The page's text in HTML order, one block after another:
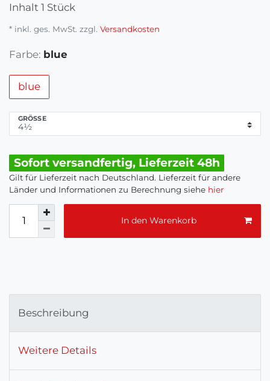
Inhalt 1 Stück
* inkl. ges. MwSt. zzgl. Versandkosten
Farbe: blue
blue
GRÖSSE
Sofort versandfertig, Lieferzeit 48h
Gilt für Lieferzeit nach Deutschland. Lieferzeit für andere
Länder und Informationen zu Berechnung siehe hier
In den Warenkorb
Beschreibung
Weitere Details